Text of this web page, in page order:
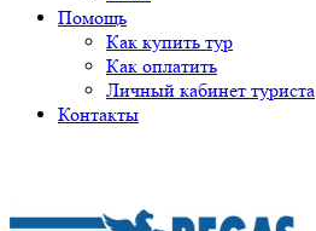
Помощь
Как купить тур
Как оплатить
Личный кабинет туриста
Контакты